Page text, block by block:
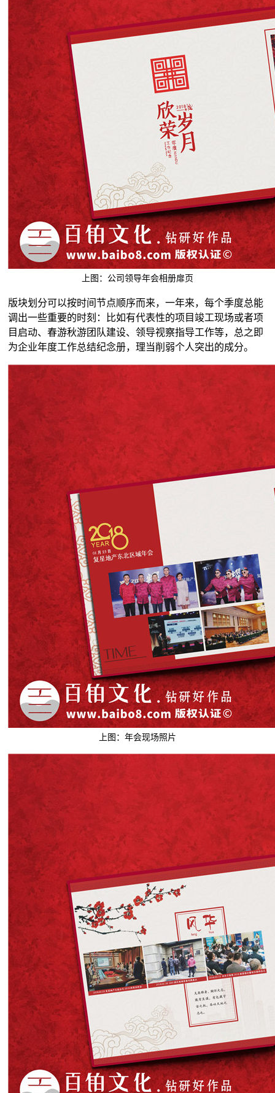
上图：公司领导年会相册扉页
版块划分可以按时间节点顺序而来，一年来，每个季度总能
调出一些重要的时刻：比如有代表性的项目竣工现场或者项
目启动、春游秋游团队建设、领导视察指导工作等，总之即
为企业年度工作总结纪念册，理当削弱个人突出的成分。
上图：年会现场照片